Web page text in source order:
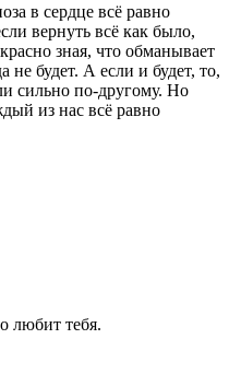
в сердце всё равно
вернуть всё как было,
зная, что обманывает
будет. А если и будет, то,
сильно по-другому. Но
из нас всё равно
любит тебя.